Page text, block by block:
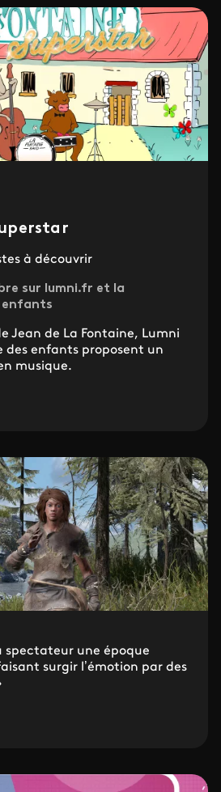
à découvrir
sur lumni.fr et la
enfants
Jean de La Fontaine, Lumni
des enfants proposent un
musique.
spectateur une époque
surgir l’émotion par des